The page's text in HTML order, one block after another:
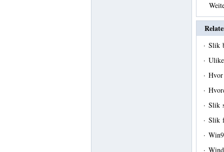
· Slik
·
·
·
· Slik
· Slik
·
·